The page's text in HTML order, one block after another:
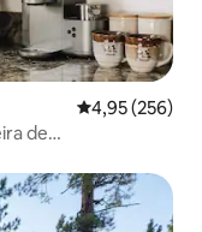
4,95 de uma
4,95 (256)
de